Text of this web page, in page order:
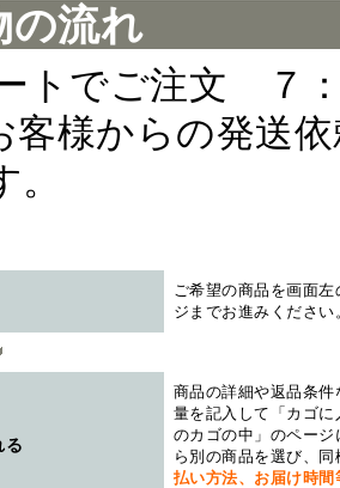
の流れ
トでご注文 ７
様からの発送
ご希望の商品を画面
ジまでお進みください
る
商品の詳細や返品条
量を記入して「カゴ
のカゴの中」のペー
ら別の商品を選び、
払い方法、お届け時